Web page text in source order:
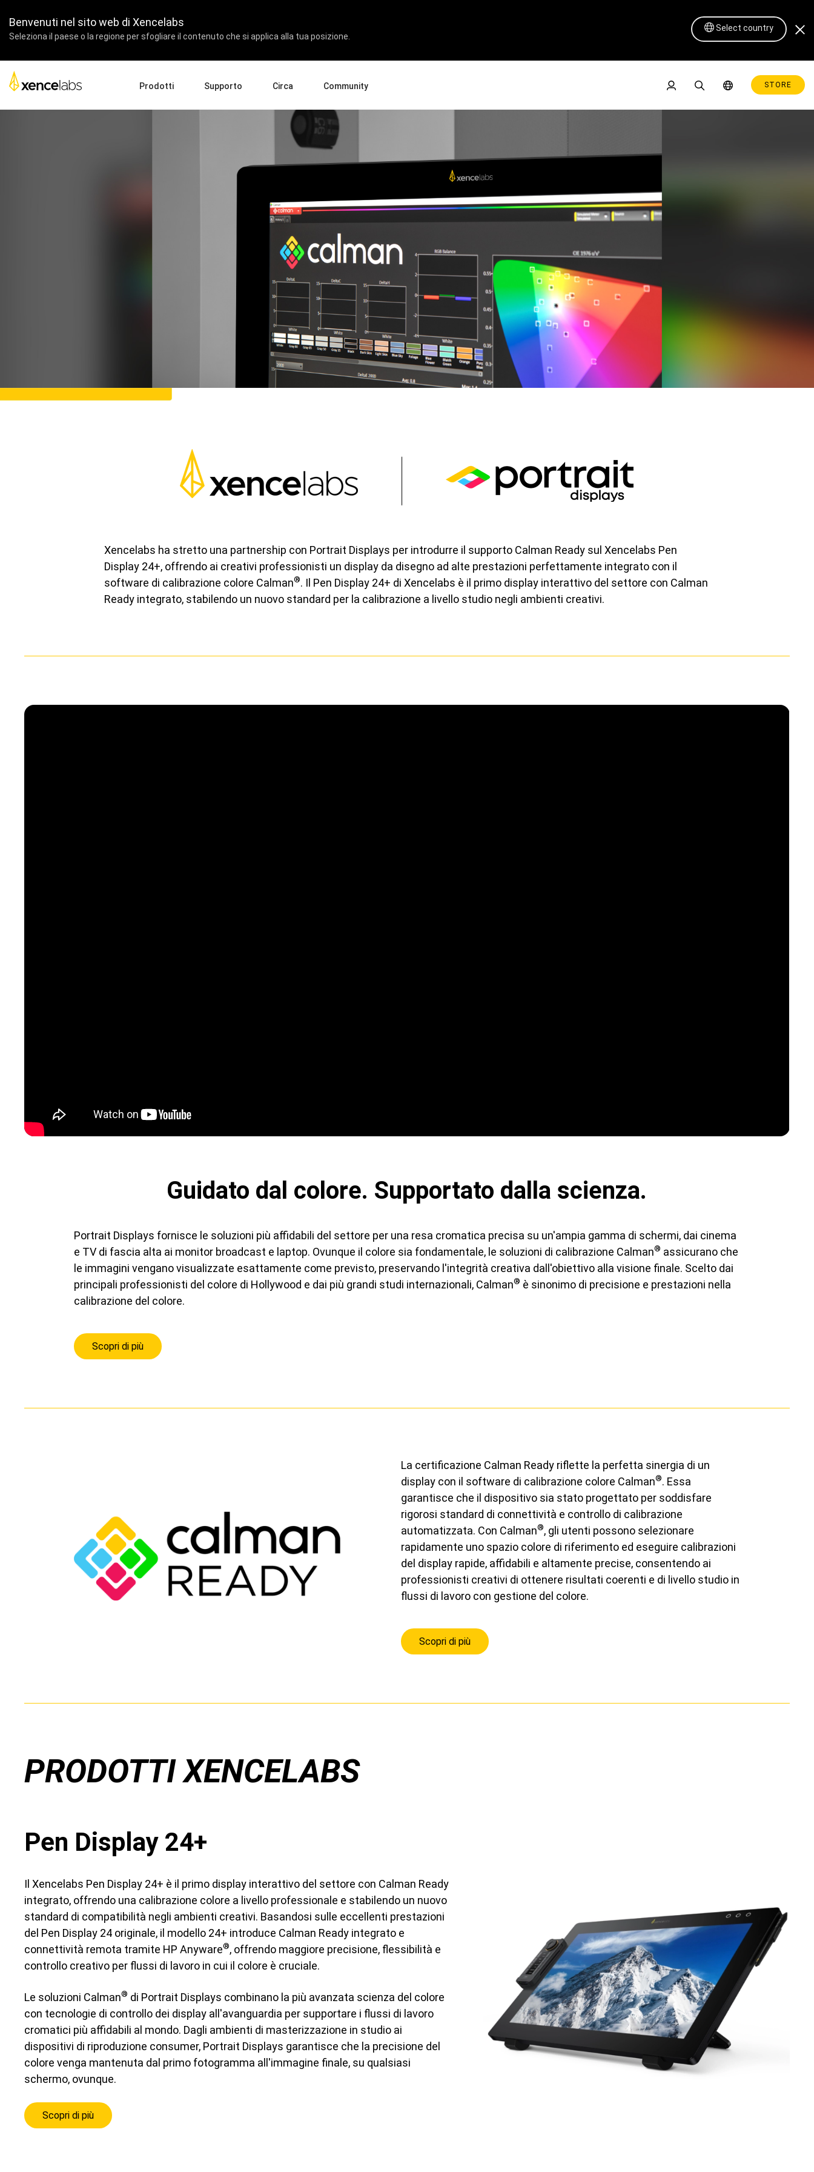
Benvenuti nel sito web di Xencelabs
Seleziona il paese o la regione per sfogliare il contenuto che si applica alla tua posizione.
Select country
Prodotti
Pen Display 24
Vedi tutto
Pen Tablet Medium Bundle Pen Tablet Medium
Vedi tutto
Supporto Circa Community
Consigli e Trucchi
Eventi
STORE
Xencelabs ha stretto una partnership con Portrait Displays per introdurre il supporto Calman Ready sul Xencelabs Pen
Display 24+, offrendo ai creativi professionisti un display da disegno ad alte prestazioni perfettamente integrato con il
software di calibrazione colore Calman®. Il Pen Display 24+ di Xencelabs è il primo display interattivo del settore con Calman
Ready integrato, stabilendo un nuovo standard per la calibrazione a livello studio negli ambienti creativi.
Guidato dal colore. Supportato dalla scienza.
Portrait Displays fornisce le soluzioni più affidabili del settore per una resa cromatica precisa su un'ampia gamma di schermi, dai cinema
e TV di fascia alta ai monitor broadcast e laptop. Ovunque il colore sia fondamentale, le soluzioni di calibrazione Calman® assicurano che
le immagini vengano visualizzate esattamente come previsto, preservando l'integrità creativa dall'obiettivo alla visione finale. Scelto dai
principali professionisti del colore di Hollywood e dai più grandi studi internazionali, Calman® è sinonimo di precisione e prestazioni nella
calibrazione del colore.
Scopri di più
La certificazione Calman Ready riflette la perfetta sinergia di un
display con il software di calibrazione colore Calman®. Essa
garantisce che il dispositivo sia stato progettato per soddisfare
rigorosi standard di connettività e controllo di calibrazione
automatizzata. Con Calman®, gli utenti possono selezionare
rapidamente uno spazio colore di riferimento ed eseguire calibrazioni
del display rapide, affidabili e altamente precise, consentendo ai
professionisti creativi di ottenere risultati coerenti e di livello studio in
flussi di lavoro con gestione del colore.
Scopri di più
PRODOTTI XENCELABS
Pen Display 24+
Il Xencelabs Pen Display 24+ è il primo display interattivo del settore con Calman Ready
integrato, offrendo una calibrazione colore a livello professionale e stabilendo un nuovo
standard di compatibilità negli ambienti creativi. Basandosi sulle eccellenti prestazioni
del Pen Display 24 originale, il modello 24+ introduce Calman Ready integrato e
connettività remota tramite HP Anyware®, offrendo maggiore precisione, flessibilità e
controllo creativo per flussi di lavoro in cui il colore è cruciale.
Le soluzioni Calman® di Portrait Displays combinano la più avanzata scienza del colore
con tecnologie di controllo dei display all'avanguardia per supportare i flussi di lavoro
cromatici più affidabili al mondo. Dagli ambienti di masterizzazione in studio ai
dispositivi di riproduzione consumer, Portrait Displays garantisce che la precisione del
colore venga mantenuta dal primo fotogramma all'immagine finale, su qualsiasi
schermo, ovunque.
Scopri di più